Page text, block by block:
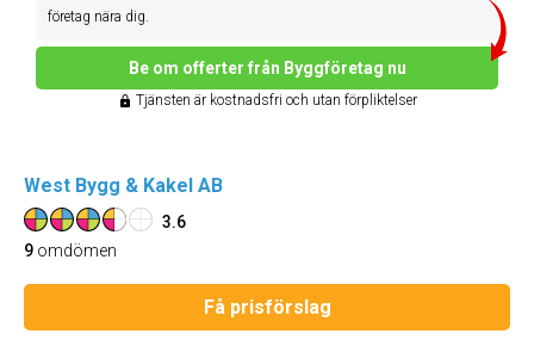
företag nära dig.
Be om offerter från Byggföretag nu
Tjänsten är kostnadsfri och utan förpliktelser
West Bygg & Kakel AB
3.6
9 omdömen
Få prisförslag